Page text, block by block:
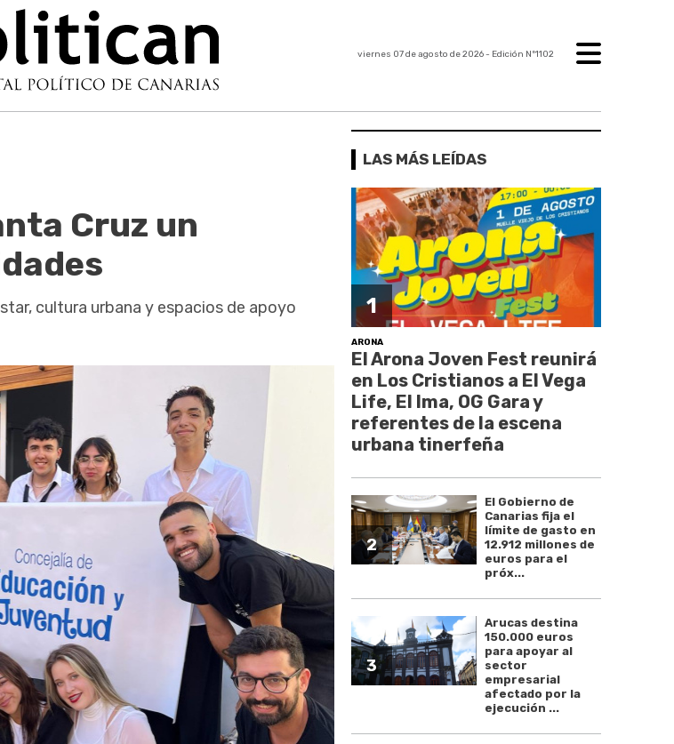
viernes 07 de agosto de 2026- Edición Nº1102
Cruz un
cultura urbana y espacios de apoyo
LAS MÁS LEÍDAS
1
ARONA
El Arona Joven Fest reunirá
en Los Cristianos a El Vega
Life, El Ima, OG Gara y
referentes de la escena
urbana tinerfeña
2
El Gobierno de
Canarias fija el
límite de gasto en
12.912 millones de
euros para el
próx...
3
Arucas destina
150.000 euros
para apoyar al
sector
empresarial
afectado por la
ejecución ...